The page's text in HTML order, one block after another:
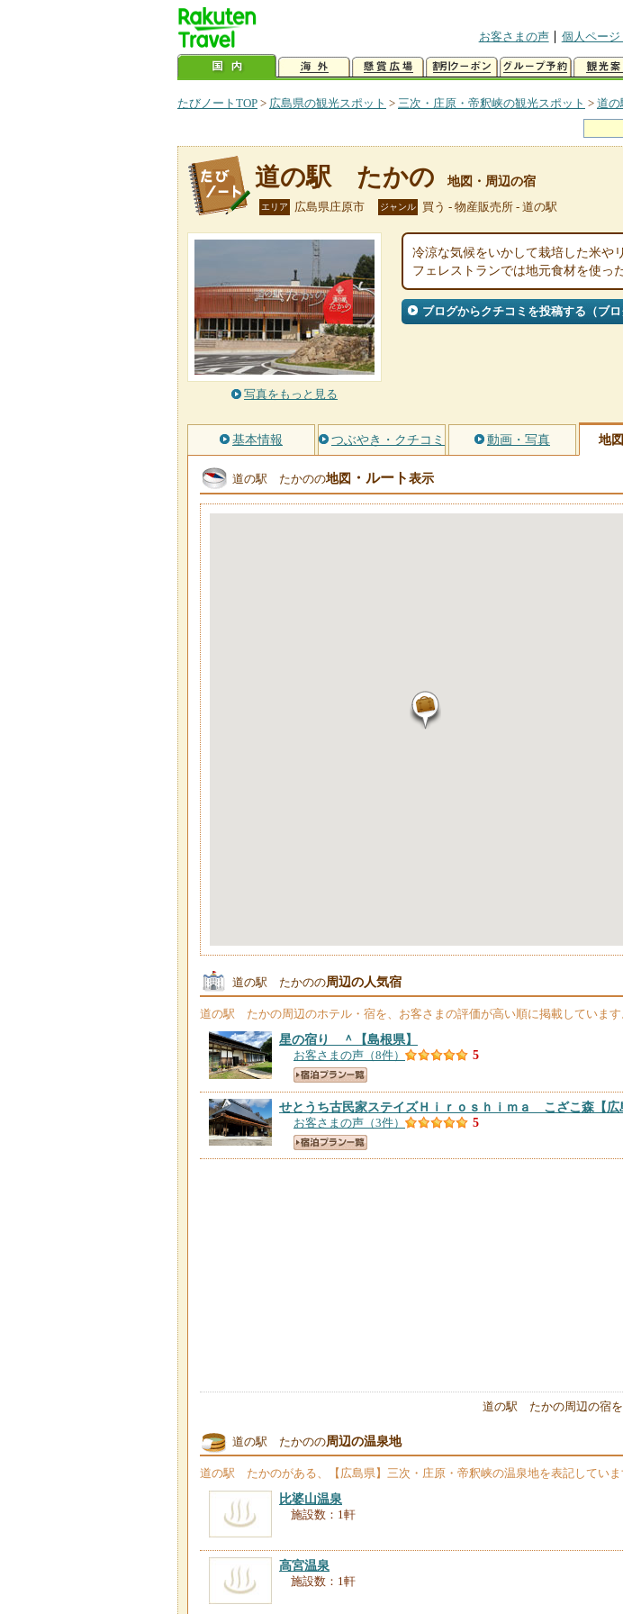
お客さまの声
個人ページ
たびノートTOP > 広島県の観光スポット > 三次・庄原・帝釈峡の観光スポット > 道
道の駅 たかの 地図・周辺の宿
エリア 広島県庄原市 ジャンル 買う - 物産販売所 - 道の駅
写真をもっと見る
冷涼な気候をいかして栽培した米や
フェレストランでは地元食材を使っ
ブログからクチコミを投稿する（ブロ
基本情報 つぶやき・クチコミ 動画・写真 地
道の駅 たかのの地図 ・ルート表示
道の駅 たかのの周辺の人気宿
道の駅 たかの周辺のホテル・宿を、お客さまの評価が高い順に掲載しています
星の宿り ＾ 【島根県】
お客さまの声（8件） 5
せとうち古民家ステイズＨｉｒｏｓｈｉｍａ こざこ森 【
お客さまの声（3件） 5
道の駅 たかの周辺の宿
道の駅 たかのの周辺の温泉地
道の駅 たかのがある、【広島県】三次・庄原・帝釈峡の温泉地を表記していま
比婆山温泉
施設数：1軒
高宮温泉
施設数：1軒